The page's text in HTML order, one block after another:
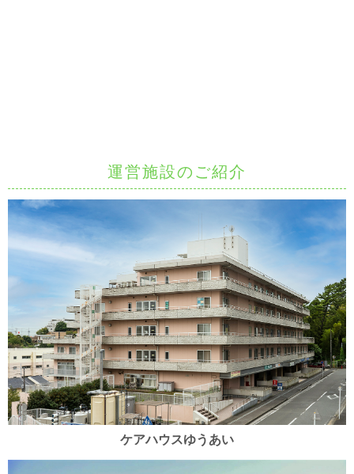
運営施設のご紹介
ケアハウスゆうあい